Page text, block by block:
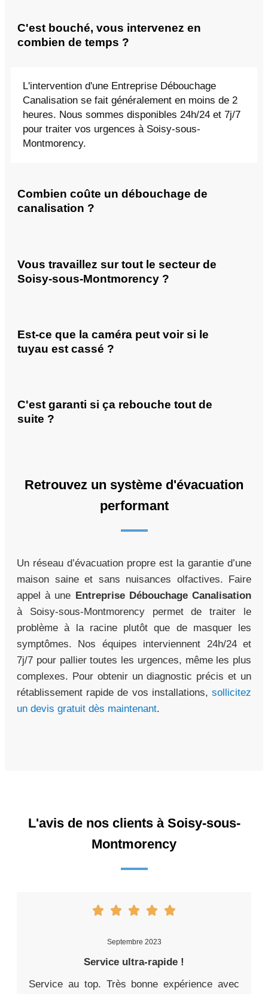
C'est bouché, vous intervenez en
combien de temps ?
L'intervention d'une Entreprise Débouchage
Canalisation se fait généralement en moins de 2
heures. Nous sommes disponibles 24h/24 et 7j/7
pour traiter vos urgences à Soisy-sous-
Montmorency.
Combien coûte un débouchage de
canalisation ?
Vous travaillez sur tout le secteur de
Soisy-sous-Montmorency ?
Est-ce que la caméra peut voir si le
tuyau est cassé ?
C'est garanti si ça rebouche tout de
suite ?
Retrouvez un système d'évacuation
performant
Un réseau d’évacuation propre est la garantie d’une
maison saine et sans nuisances olfactives. Faire
appel à une Entreprise Débouchage Canalisation
à Soisy-sous-Montmorency permet de traiter le
problème à la racine plutôt que de masquer les
symptômes. Nos équipes interviennent 24h/24 et
7j/7 pour pallier toutes les urgences, même les plus
complexes. Pour obtenir un diagnostic précis et un
rétablissement rapide de vos installations, sollicitez
un devis gratuit dès maintenant.
L'avis de nos clients à Soisy-sous-
Montmorency
Septembre 2023
Service ultra-rapide !
Service au top. Très bonne expérience avec